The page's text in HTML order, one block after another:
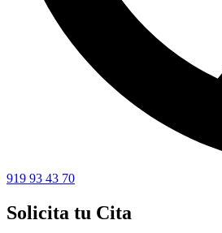
919 93 43 70
Solicita tu Cita